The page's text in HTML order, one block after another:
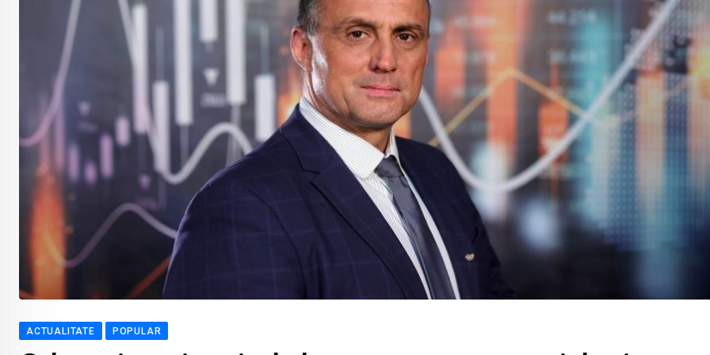
ACTUALITATE POPULAR